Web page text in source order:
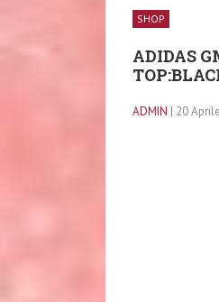
SHOP
ADIDAS
ADMIN | 20